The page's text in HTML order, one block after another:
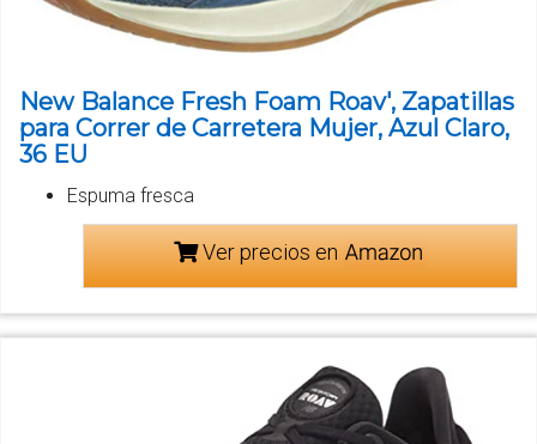
New Balance Fresh Foam Roav', Zapatillas
para Correr de Carretera Mujer, Azul Claro,
36 EU
Espuma fresca
Ver precios en